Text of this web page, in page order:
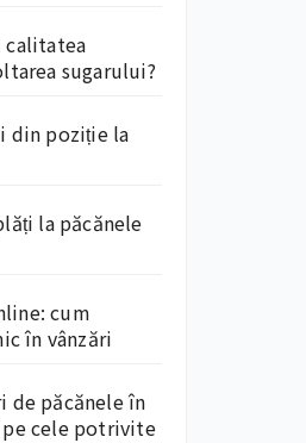
calitatea
sugarului?
din poziție la
la păcănele
cum
în vânzări
de păcănele în
pe cele potrivite